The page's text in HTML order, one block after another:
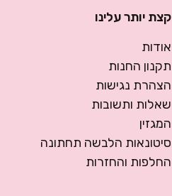
קצת יותר עלינו
אודות
תקנון החנות
הצהרת נגישות
שאלות ותשובות
המגזין
סיטונאות הלבשה תחתונה
החלפות והחזרות